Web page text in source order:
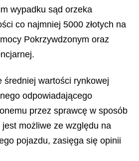
wypadku sąd orzeka
co najmniej 5000 złotych na
Pokrzywdzonym oraz
średniej wartości rynkowej
odpowiadającego
przez sprawcę w sposób
możliwe ze względu na
pojazdu, zasięga się opinii